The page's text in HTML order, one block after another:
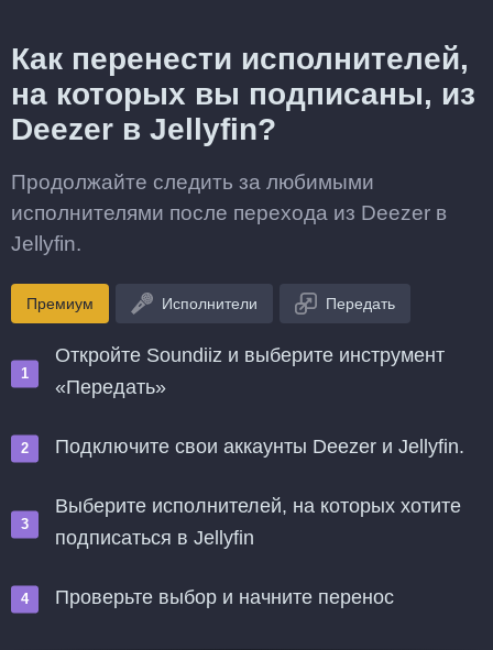
Как перенести исполнителей,
на которых вы подписаны, из
Deezer в Jellyfin?
Продолжайте следить за любимыми
исполнителями после перехода из Deezer в
Jellyfin.
Премиум Исполнители Передать
Откройте Soundiiz и выберите инструмент
«Передать»
Подключите свои аккаунты Deezer и Jellyfin.
Выберите исполнителей, на которых хотите
подписаться в Jellyfin
Проверьте выбор и начните перенос